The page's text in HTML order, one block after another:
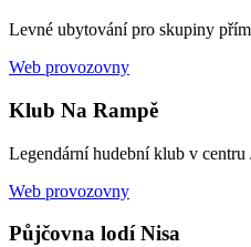
Levné ubytování pro skupiny
Web provozovny
Klub Na Rampě
Legendární hudební klub v centru
Web provozovny
Půjčovna lodí Nisa